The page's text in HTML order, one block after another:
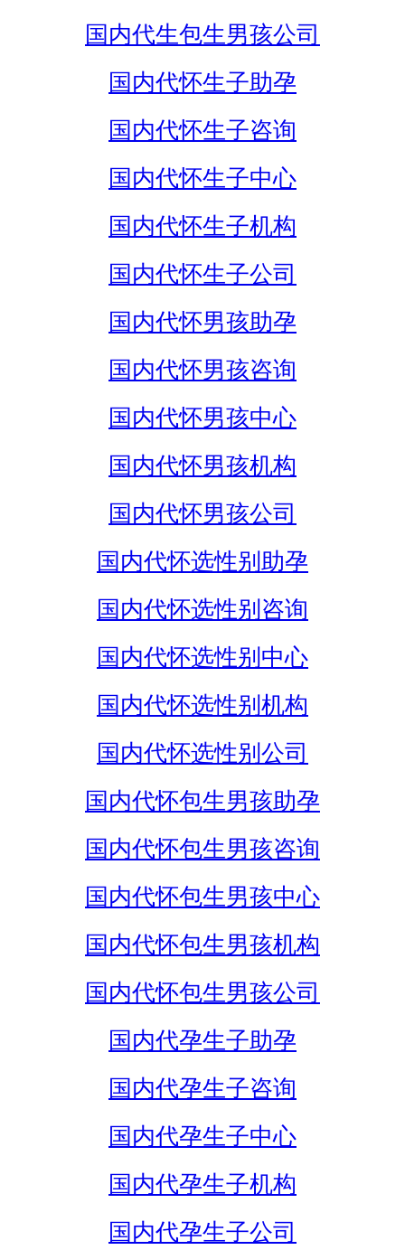
国内代生包生男孩公司
国内代怀生子助孕
国内代怀生子咨询
国内代怀生子中心
国内代怀生子机构
国内代怀生子公司
国内代怀男孩助孕
国内代怀男孩咨询
国内代怀男孩中心
国内代怀男孩机构
国内代怀男孩公司
国内代怀选性别助孕
国内代怀选性别咨询
国内代怀选性别中心
国内代怀选性别机构
国内代怀选性别公司
国内代怀包生男孩助孕
国内代怀包生男孩咨询
国内代怀包生男孩中心
国内代怀包生男孩机构
国内代怀包生男孩公司
国内代孕生子助孕
国内代孕生子咨询
国内代孕生子中心
国内代孕生子机构
国内代孕生子公司